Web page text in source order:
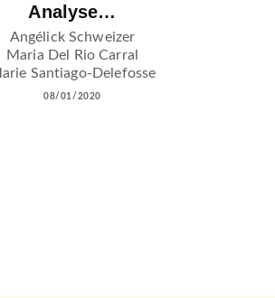
Analyse…
Angélick Schweizer
Maria Del Rio Carral
Santiago-Delefosse
08/01/2020